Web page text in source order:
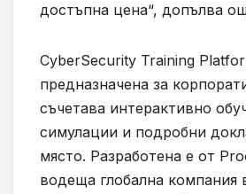
достъпна цена“, допълва
CyberSecurity Training
предназначена за
съчетава интерактивно
симулации и подробни
място. Разработена е от
водеща глобална компания